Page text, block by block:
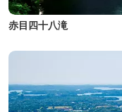
赤目四十八滝